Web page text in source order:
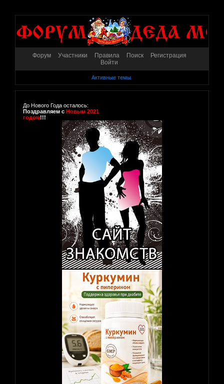
Форум Участники Правила Поиск
Регистрация
Войти
Активные темы
До Нового Года осталось:
Поздравляем с Новым 2021
годом!!!